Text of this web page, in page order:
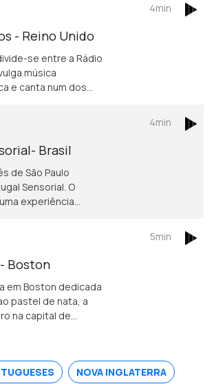
- Reino Unido
se entre a Rádio
música
e canta num dos
4min
Brasil
de São Paulo
Sensorial. O
experiência
tecnológico.
4min
Boston
em Boston dedicada
pastel de nata, a
na capital de
5min
NOVA INGLATERRA